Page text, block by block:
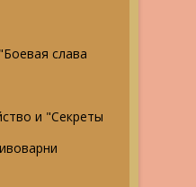
слава
и "Секреты